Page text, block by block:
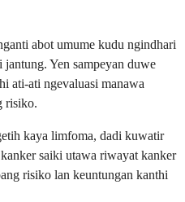
abot umume kudu ngindhari
Yen sampeyan duwe
ati-ati ngevaluasi manawa
risiko.
kaya limfoma, dadi kuwatir
saiki utawa riwayat kanker
risiko lan keuntungan kanthi